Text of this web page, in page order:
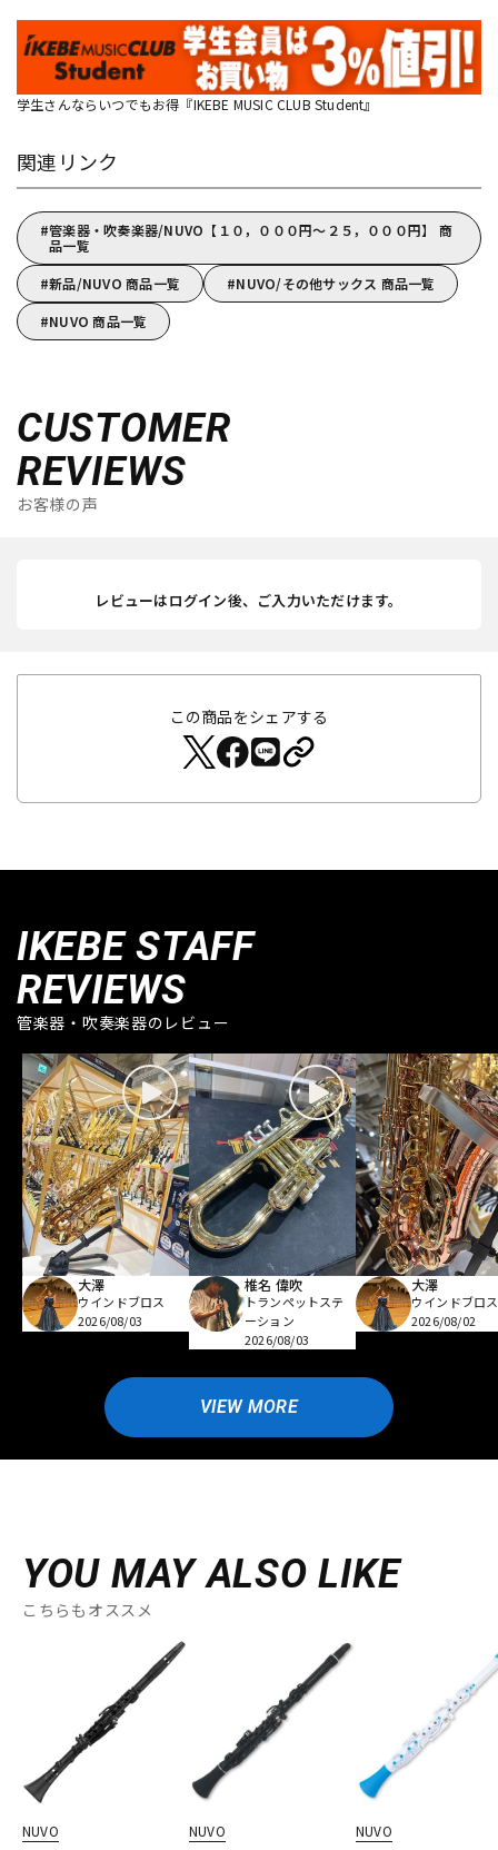
学生さんならいつでもお得『IKEBE MUSIC CLUB Student』
関連リンク
管楽器・吹奏楽器/NUVO【１０，０００円～２５，０００円】 商
品一覧
新品/NUVO 商品一覧
NUVO/その他サックス 商品一覧
NUVO 商品一覧
CUSTOMER
REVIEWS
お客様の声
レビューはログイン後、ご入力いただけます。
この商品をシェアする
IKEBE STAFF
REVIEWS
管楽器・吹奏楽器のレビュー
大澤
ウインドブロス
2026/08/03
椎名 偉吹
トランペットステ
ーション
2026/08/03
大澤
ウインドブロス
2026/08/02
VIEW MORE
YOU MAY ALSO LIKE
こちらもオススメ
NUVO NUVO NUVO